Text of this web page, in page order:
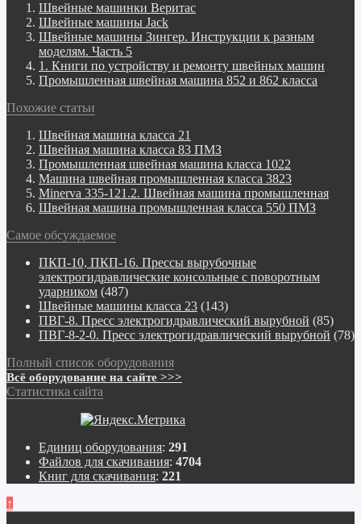
Швейные машинки Веритас
Швейные машины Jack
Швейные машины Зингер. Инструкции к разным
моделям. Часть 5
1. Книги по устройству и ремонту швейных машин
Промышленная швейная машина 852 и 862 класса
Похожие статьи
Швейная машина класса 21
Швейная машина класса 83 ПМЗ
Промышленная швейная машина класса 1022
Машина швейная промышленная класса 3823
Minerva 335-121.2. Швейная машина промышленная
Швейная машина промышленная класса 550 ПМЗ
Самое обсуждаемое
ПКП-10, ПКП-16. Прессы вырубочные
электрогидравлические консольные с поворотным
ударником (487)
Швейные машины класса 23 (143)
ПВГ-8. Пресс электрогидравлический вырубной (85)
ПВГ-8-2-0. Пресс электрогидравлический вырубной (78)
Полный список оборудования
Всё оборудование на сайте >>>
Статистика сайта
Единиц оборудования: 291
Файлов для скачивания: 4704
Книг для скачивания: 221
↑